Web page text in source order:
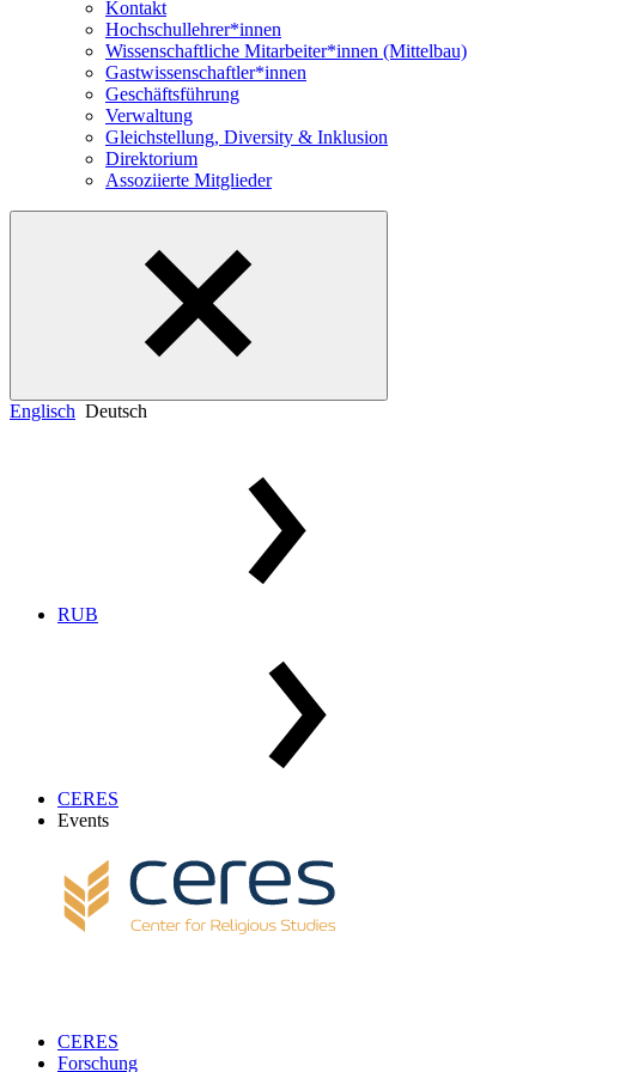
Kontakt
Hochschullehrer*innen
Wissenschaftliche Mitarbeiter*innen (Mittelbau)
Gastwissenschaftler*innen
Geschäftsführung
Verwaltung
Gleichstellung, Diversity & Inklusion
Direktorium
Assoziierte Mitglieder
Englisch Deutsch
RUB
CERES
Events
CERES
Forschung